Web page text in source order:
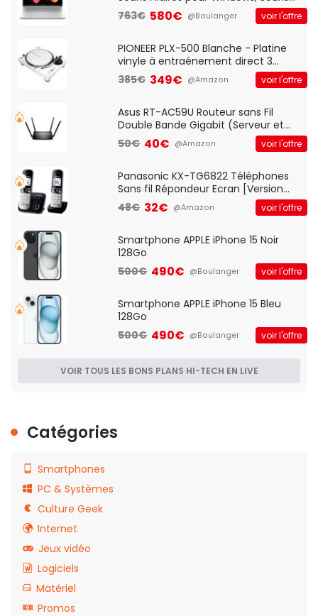
Optique Filaire, Connexion USB Plug
And Play, Confortable, Taille
QWERTY UK - Noir
763€ 580€ @Boulanger voir l'offre
PIONEER PLX-500 Blanche - Platine
vinyle à entraénement direct 3
vitesses (33-45-78 trs/min) avec
pre-ampli intégré et port USB
385€ 349€ @Amazon voir l'offre
Asus RT-AC59U Routeur sans Fil
Double Bande Gigabit (Serveur et
Client VPN, Triple Vlan, Mode Point
d'accès et Bridge, contrôle Parental,
50€ 40€ @Amazon voir l'offre
Panasonic KX-TG6822 Téléphones
Sans fil Répondeur Ecran [Version
Française]
48€ 32€ @Amazon voir l'offre
Smartphone APPLE iPhone 15 Noir
128Go
500€ 490€ @Boulanger voir l'offre
Smartphone APPLE iPhone 15 Bleu
128Go
500€ 490€ @Boulanger voir l'offre
VOIR TOUS LES BONS PLANS HI-TECH EN LIVE
Catégories
Smartphones
PC & Systèmes
Culture Geek
Internet
Jeux vidéo
Logiciels
Matériel
Promos